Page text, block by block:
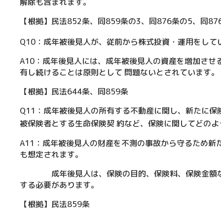
【根拠】民法852条、同859条の3、同876条の5、同
Q10：成年被後見人が、従前から株式投資・運用をし
A10：成年後見人には、成年被後見人の資産を増加さ
有し続けることは原則として 問題ないとされています。
【根拠】民法644条、同859条
Q11：成年被後見人の所有する不動産に関し、新たに
被保険者とする生命保険契 約など、保険に関してどの
A11：成年被後見人の財産を不測の事故から守るため
も想定されます。
成年後見人は、保険の目的、保険料、保険金額な
する必要があります。
【根拠】民法859条